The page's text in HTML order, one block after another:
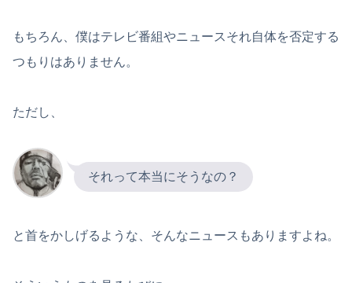
もちろん、僕はテレビ番組やニュースそれ自体を否定する
つもりはありません。
ただし、
それって本当にそうなの？
と首をかしげるような、そんなニュースもありますよね。